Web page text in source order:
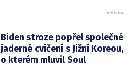
Biden stroze popřel společné
jaderné cvičení s Jižní Koreou,
o kterém mluvil Soul